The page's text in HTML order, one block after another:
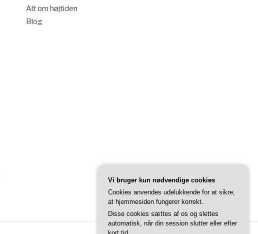
Alt om højtiden
Blog
Vi bruger kun nødvendige cookies
Cookies anvendes udelukkende for at sikre,
at hjemmesiden fungerer korrekt.
Disse cookies sættes af os og slettes
automatisk, når din session slutter eller efter